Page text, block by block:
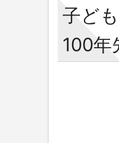
子ど
100年